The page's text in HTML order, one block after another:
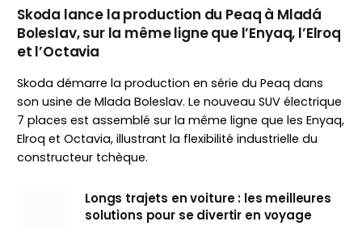
Skoda lance la production du Peaq à Mladá
Boleslav, sur la même ligne que l’Enyaq, l’Elroq
et l’Octavia
Skoda démarre la production en série du Peaq dans
son usine de Mlada Boleslav. Le nouveau SUV électrique
7 places est assemblé sur la même ligne que les Enyaq,
Elroq et Octavia, illustrant la flexibilité industrielle du
constructeur tchèque.
Longs trajets en voiture : les meilleures
solutions pour se divertir en voyage